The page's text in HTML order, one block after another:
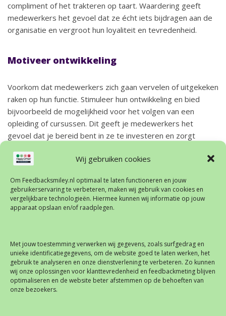
Wij gebruiken cookies
Om Feedbacksmiley.nl optimaal te laten functioneren en jouw
gebruikerservaring te verbeteren, maken wij gebruik van cookies en
vergelijkbare technologieën. Hiermee kunnen wij informatie op jouw
apparaat opslaan en/of raadplegen.
Met jouw toestemming verwerken wij gegevens, zoals surfgedrag en
unieke identificatiegegevens, om de website goed te laten werken, het
gebruik te analyseren en onze dienstverlening te verbeteren. Zo kunnen
wij onze oplossingen voor klanttevredenheid en feedbackmeting blijven
optimaliseren en de website beter afstemmen op de behoeften van
onze bezoekers.
compliment of het trakteren op taart. Waardering geeft
medewerkers het gevoel dat ze écht iets bijdragen aan de
organisatie en vergroot hun loyaliteit en tevredenheid.
Motiveer ontwikkeling
Voorkom dat medewerkers zich gaan vervelen of uitgekeken
raken op hun functie. Stimuleer hun ontwikkeling en bied
bijvoorbeeld de mogelijkheid voor het volgen van een
opleiding of cursussen. Dit geeft je medewerkers het
gevoel dat je bereid bent in ze te investeren en zorgt
Plan regelmatig teamuitjes
Een goede relatie tussen collega’s is erg belangrijk voor
organiseren. Medewerkers leren elkaar beter kennen en
bouwen een band op. Hierdoor ontstaat naast een
gezelliger sfeer ook een groter gevoel van gezamenlijke
verantwoordelijkheid.